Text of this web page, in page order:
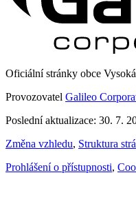
Oficiální stránky obce
Provozovatel Galileo
Poslední aktualizace: 30. 7.
Změna vzhledu, Struktura
Prohlášení o přístupnosti,